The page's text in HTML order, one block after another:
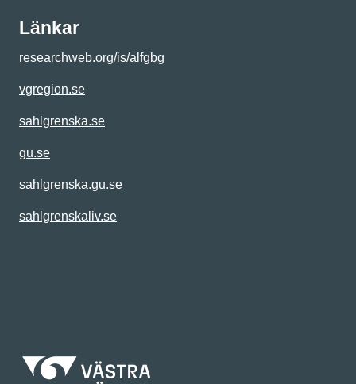
Länkar
researchweb.org/is/alfgbg
vgregion.se
sahlgrenska.se
gu.se
sahlgrenska.gu.se
sahlgrenskaliv.se